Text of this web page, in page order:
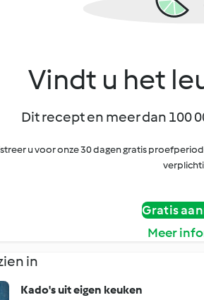
Vindt u het
Dit recept en meer dan 100
u voor onze 30 dagen gratis
Gratis
Meer
in
Kado's uit eigen keuken